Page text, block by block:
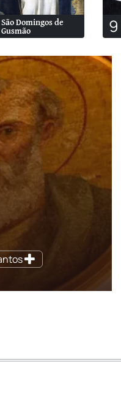
São Domingos de
Gusmão 9